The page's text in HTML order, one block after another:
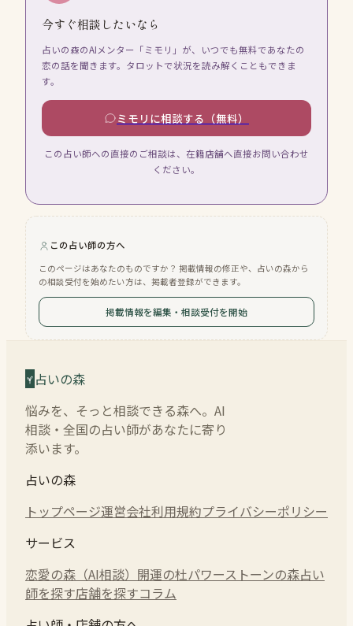
今すぐ相談したいなら
占いの森のAIメンター「ミモリ」が、いつでも無料であなたの
恋の話を聞きます。タロットで状況を読み解くこともできま
す。
ミモリに相談する（無料）
この占い師への直接のご相談は、在籍店舗へ直接お問い合わせ
ください。
この占い師の方へ
このページはあなたのものですか？ 掲載情報の修正や、占いの森から
の相談受付を始めたい方は、掲載者登録ができます。
掲載情報を編集・相談受付を開始
占いの森
悩みを、そっと相談できる森へ。AI
相談・全国の占い師があなたに寄り
添います。
占いの森
トップページ運営会社利用規約プライバシーポリシー
サービス
恋愛の森（AI相談） 開運の杜パワーストーンの森占い
師を探す店舗を探すコラム